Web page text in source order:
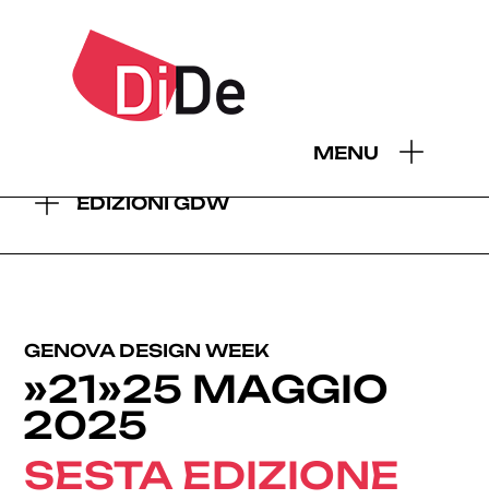
MENU
EDIZIONI GDW
GENOVA DESIGN WEEK
»21»25 MAGGIO
2025
SESTA EDIZIONE
2026 2025 2024 2023 2022 2021 2019